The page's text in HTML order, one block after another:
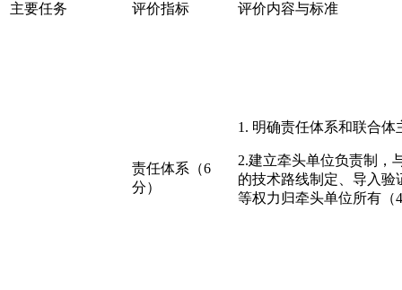
主要任务 评价指标 评价内容与标准
责任体系（6
分）
1. 明确责任体系和联合体
2.建立牵头单位负责制，
的技术路线制定、导入
等权力归牵头单位所有（